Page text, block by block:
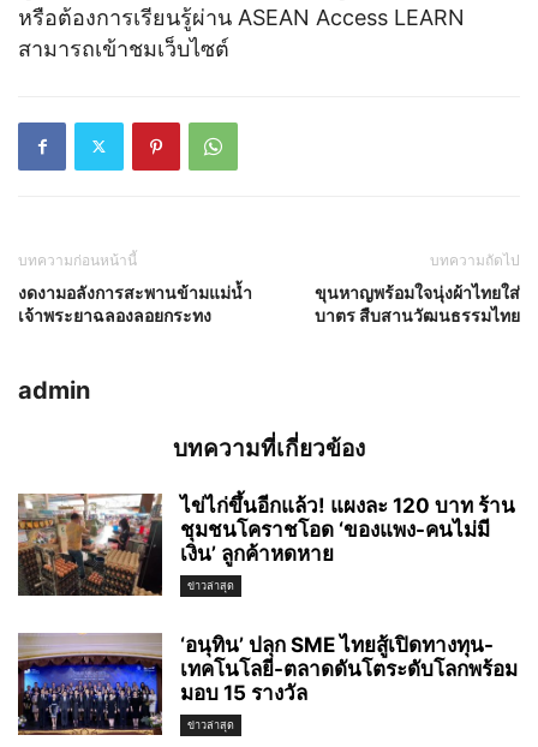
หรือต้องการเรียนรู้ผ่าน ASEAN Access LEARN
สามารถเข้าชมเว็บไซต์
บทความก่อนหน้านี้
งดงามอลังการสะพานข้ามแม่น้ำ
เจ้าพระยาฉลองลอยกระทง
บทความถัดไป
ขุนหาญพร้อมใจนุ่งผ้าไทยใส่
บาตร สืบสานวัฒนธรรมไทย
admin
บทความที่เกี่ยวข้อง
ไข่ไก่ขึ้นอีกแล้ว! แผงละ 120 บาท ร้าน
ชุมชนโคราชโอด ‘ของแพง-คนไม่มี
เงิน’ ลูกค้าหดหาย
ข่าวล่าสุด
‘อนุทิน’ ปลุก SME ไทยสู้เปิดทางทุน-
เทคโนโลยี-ตลาดดันโตระดับโลกพร้อม
มอบ 15 รางวัล
ข่าวล่าสุด